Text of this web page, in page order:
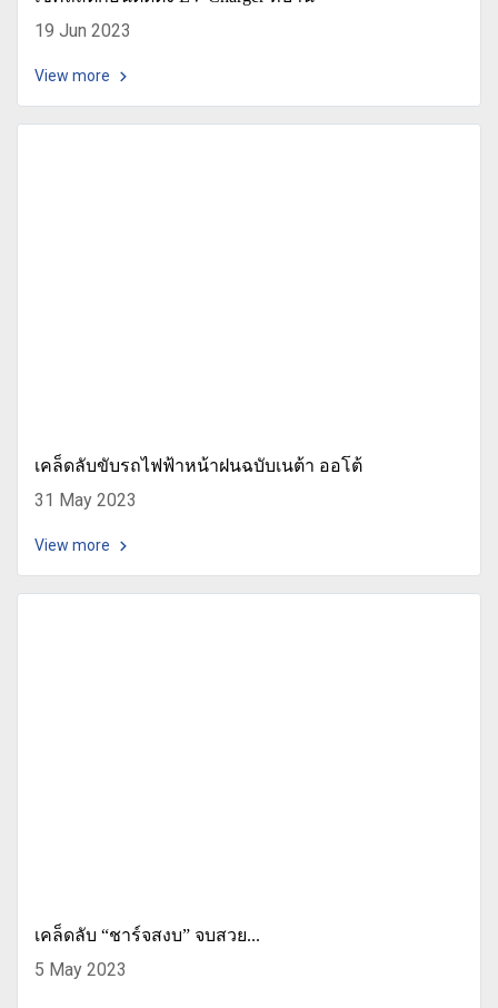
19 Jun 2023
View more
เคล็ดลับขับรถไฟฟ้าหน้าฝนฉบับเนต้า ออโต้
31 May 2023
View more
เคล็ดลับ “ชาร์จสงบ” จบสวย...
5 May 2023